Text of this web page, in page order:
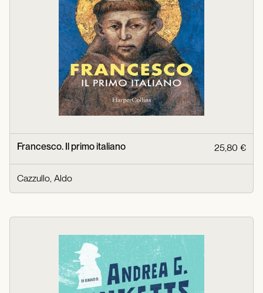
Francesco. Il primo italiano 25,80 €
Cazzullo, Aldo